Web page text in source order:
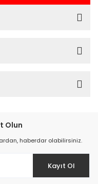
Olun
haberdar olabilirsiniz.
Kayıt Ol